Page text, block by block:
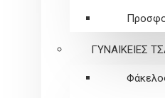
ΓΥΝΑΙΚΕΙEΣ